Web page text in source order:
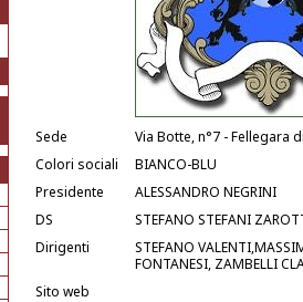
Sede
Via Botte, n°7 - Fellegara
Colori sociali
BIANCO-BLU
Presidente
ALESSANDRO NEGRINI
DS
STEFANO STEFANI
Dirigenti
STEFANO
FONTANESI, ZAMBELLI
Sito web